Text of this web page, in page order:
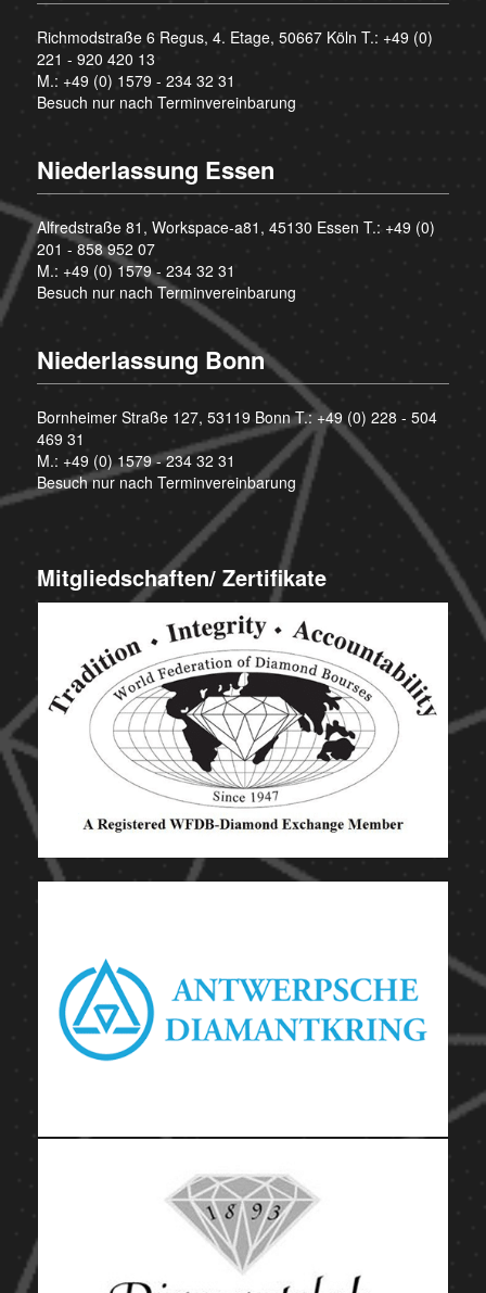
Richmodstraße 6 Regus, 4. Etage, 50667 Köln T.: +49 (0)
221 - 920 420 13
M.: +49 (0) 1579 - 234 32 31
Besuch nur nach Terminvereinbarung
Niederlassung Essen
Alfredstraße 81, Workspace-a81, 45130 Essen T.: +49 (0)
201 - 858 952 07
M.: +49 (0) 1579 - 234 32 31
Besuch nur nach Terminvereinbarung
Niederlassung Bonn
Bornheimer Straße 127, 53119 Bonn T.:+49 (0) 228 - 504
469 31
M.: +49 (0) 1579 - 234 32 31
Besuch nur nach Terminvereinbarung
Mitgliedschaften/ Zertifikate